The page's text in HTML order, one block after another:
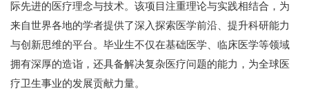
际先进的医疗理念与技术。该项目注重理论与实践相结合，为
来自世界各地的学者提供了深入探索医学前沿、提升科研能力
与创新思维的平台。毕业生不仅在基础医学、临床医学等领域
拥有深厚的造诣，还具备解决复杂医疗问题的能力，为全球医
疗卫生事业的发展贡献力量。